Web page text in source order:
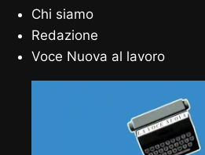
Chi siamo
Redazione
Voce Nuova al lavoro